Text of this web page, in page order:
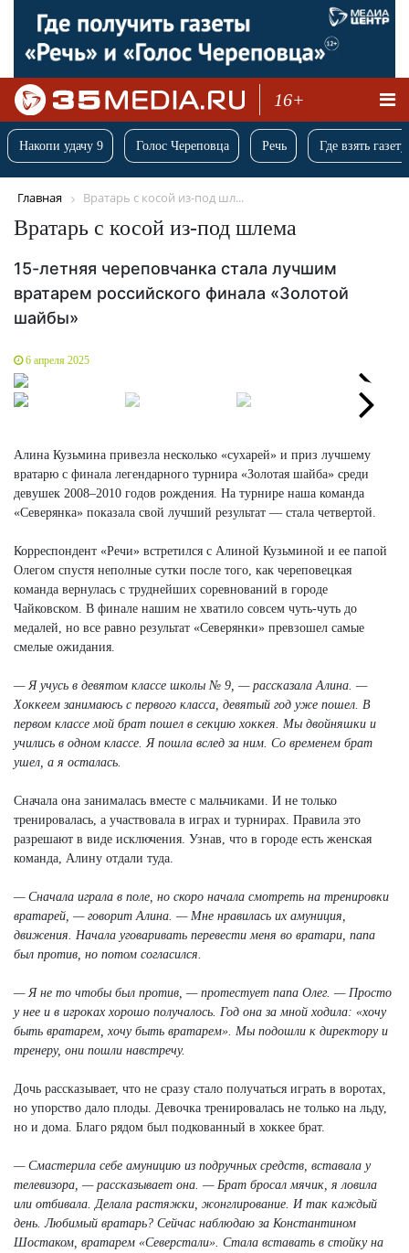
16+
Накопи удачу 9 Голос Череповца Речь Где взять
Главная Вратарь с косой из-под шл...
Вратарь с косой из-под шлема
15-летняя череповчанка стала лучшим
вратарем российского финала «Золотой
шайбы»
6 апреля 2025
Next
Алина Кузьмина привезла несколько «сухарей» и приз лучшему
вратарю с финала легендарного турнира «Золотая шайба» среди
девушек 2008–2010 годов рождения. На турнире наша команда
«Северянка» показала свой лучший результат — стала четвертой.
Корреспондент «Речи» встретился с Алиной Кузьминой и ее папой
Олегом спустя неполные сутки после того, как череповецкая
команда вернулась с труднейших соревнований в городе
Чайковском. В финале нашим не хватило совсем чуть-чуть до
медалей, но все равно результат «Северянки» превзошел самые
смелые ожидания.
— Я учусь в девятом классе школы № 9, — рассказала Алина. —
Хоккеем занимаюсь с первого класса, девятый год уже пошел. В
первом классе мой брат пошел в секцию хоккея. Мы двойняшки и
учились в одном классе. Я пошла вслед за ним. Со временем брат
ушел, а я осталась.
Сначала она занималась вместе с мальчиками. И не только
тренировалась, а участвовала в играх и турнирах. Правила это
разрешают в виде исключения. Узнав, что в городе есть женская
команда, Алину отдали туда.
— Сначала играла в поле, но скоро начала смотреть на тренировки
вратарей, — говорит Алина. — Мне нравилась их амуниция,
движения. Начала уговаривать перевести меня во вратари, папа
был против, но потом согласился.
— Я не то чтобы был против, — протестует папа Олег. — Просто
у нее и в игроках хорошо получалось. Год она за мной ходила: «хочу
быть вратарем, хочу быть вратарем». Мы подошли к директору и
тренеру, они пошли навстречу.
Дочь рассказывает, что не сразу стало получаться играть в воротах,
но упорство дало плоды. Девочка тренировалась не только на льду,
но и дома. Благо рядом был подкованный в хоккее брат.
— Смастерила себе амуницию из подручных средств, вставала у
телевизора, — рассказывает она. — Брат бросал мячик, я ловила
или отбивала. Делала растяжки, жонглирование. И так каждый
день. Любимый вратарь? Сейчас наблюдаю за Константином
Шостаком, вратарем «Северстали». Стала вставать в стойку на